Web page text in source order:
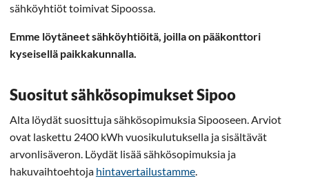
sähköyhtiöt toimivat Sipoossa.
Emme löytäneet sähköyhtiöitä, joilla on pääkonttori
kyseisellä paikkakunnalla.
Suositut sähkösopimukset Sipoo
Alta löydät suosittuja sähkösopimuksia Sipooseen. Arviot
ovat laskettu 2400 kWh vuosikulutuksella ja sisältävät
arvonlisäveron. Löydät lisää sähkösopimuksia ja
hakuvaihtoehtoja hintavertailustamme